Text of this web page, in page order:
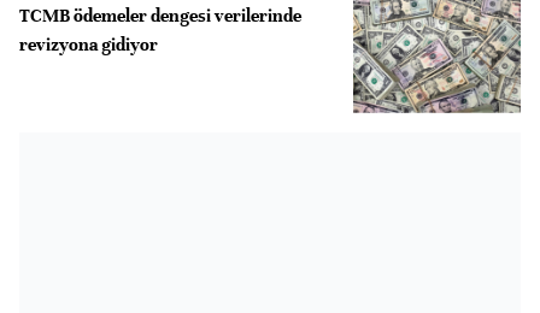
TCMB ödemeler dengesi verilerinde
revizyona gidiyor